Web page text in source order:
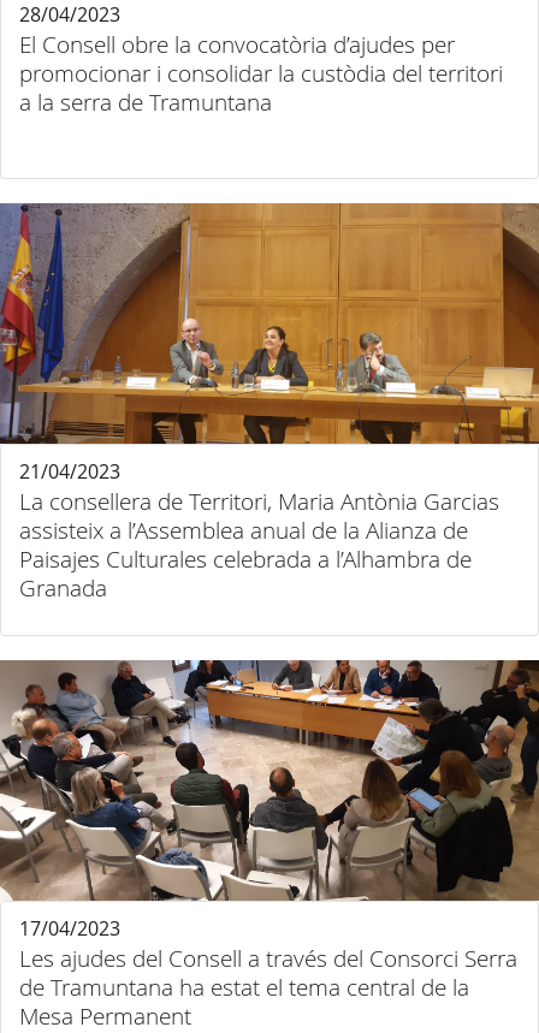
El Consell obre la convocatòria d’ajudes per
promocionar i consolidar la custòdia del territori
a la serra de Tramuntana
28/04/2023
La consellera de Territori, Maria Antònia Garcias
assisteix a l’Assemblea anual de la Alianza de
Paisajes Culturales celebrada a l’Alhambra de
Granada
21/04/2023
Les ajudes del Consell a través del Consorci Serra
de Tramuntana ha estat el tema central de la
Mesa Permanent
17/04/2023